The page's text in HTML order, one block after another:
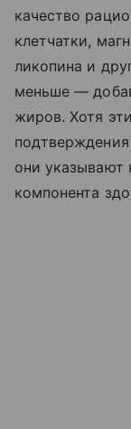
качество
клетчатки,
ликопина и
меньше —
жиров. Хотя
они указывают
компонента